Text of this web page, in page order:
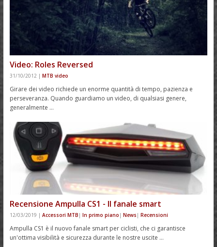
Video: Roles Reversed
31/10/2012 | MTB video
Girare dei video richiede un enorme quantità di tempo, pazienza e
perseveranza. Quando guardiamo un video, di qualsiasi genere,
generalmente …
Recensione Ampulla CS1 - Il fanale smart
12/03/2019 | Accessori MTB | In primo piano | News | Recensioni
Ampulla CS1 è il nuovo fanale smart per ciclisti, che ci garantisce
un'ottima visibilità e sicurezza durante le nostre uscite …